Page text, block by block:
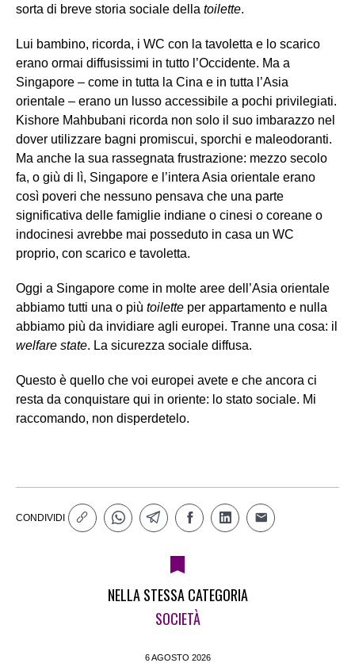
sorta di breve storia sociale della toilette.
Lui bambino, ricorda, i WC con la tavoletta e lo scarico
erano ormai diffusissimi in tutto l’Occidente. Ma a
Singapore – come in tutta la Cina e in tutta l’Asia
orientale – erano un lusso accessibile a pochi privilegiati.
Kishore Mahbubani ricorda non solo il suo imbarazzo nel
dover utilizzare bagni promiscui, sporchi e maleodoranti.
Ma anche la sua rassegnata frustrazione: mezzo secolo
fa, o giù di lì, Singapore e l’intera Asia orientale erano
così poveri che nessuno pensava che una parte
significativa delle famiglie indiane o cinesi o coreane o
indocinesi avrebbe mai posseduto in casa un WC
proprio, con scarico e tavoletta.
Oggi a Singapore come in molte aree dell’Asia orientale
abbiamo tutti una o più toilette per appartamento e nulla
abbiamo più da invidiare agli europei. Tranne una cosa: il
welfare state. La sicurezza sociale diffusa.
Questo è quello che voi europei avete e che ancora ci
resta da conquistare qui in oriente: lo stato sociale. Mi
raccomando, non disperdetelo.
CONDIVIDI
NELLA STESSA CATEGORIA
SOCIETÀ
6 AGOSTO 2026